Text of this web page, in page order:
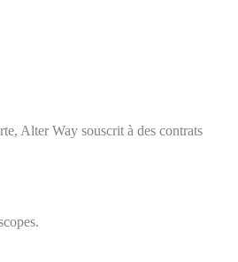
Alter Way souscrit à des contrats